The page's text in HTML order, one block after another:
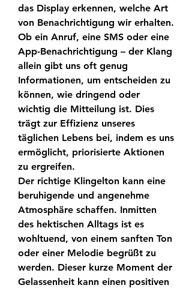
das Display erkennen, welche Art
von Benachrichtigung wir erhalten.
Ob ein Anruf, eine SMS oder eine
App-Benachrichtigung – der Klang
allein gibt uns oft genug
Informationen, um entscheiden zu
können, wie dringend oder
wichtig die Mitteilung ist. Dies
trägt zur Effizienz unseres
täglichen Lebens bei, indem es uns
ermöglicht, priorisierte Aktionen
zu ergreifen.
Der richtige Klingelton kann eine
beruhigende und angenehme
Atmosphäre schaffen. Inmitten
des hektischen Alltags ist es
wohltuend, von einem sanften Ton
oder einer Melodie begrüßt zu
werden. Dieser kurze Moment der
Gelassenheit kann einen positiven